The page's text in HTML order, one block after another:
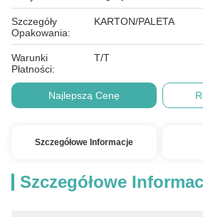
Szczegóły
Opakowania:
KARTON/PALETA
Warunki
Płatności:
T/T
Najlepszą Cenę
Szczegółowe Informacje
Szczegółowe